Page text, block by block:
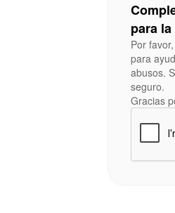
para
Por
para
abusos.
seguro.
Gracias